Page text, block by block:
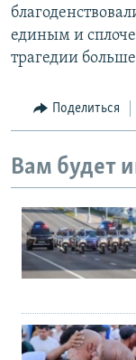
единым и
трагедии
Поделиться
Вам будет